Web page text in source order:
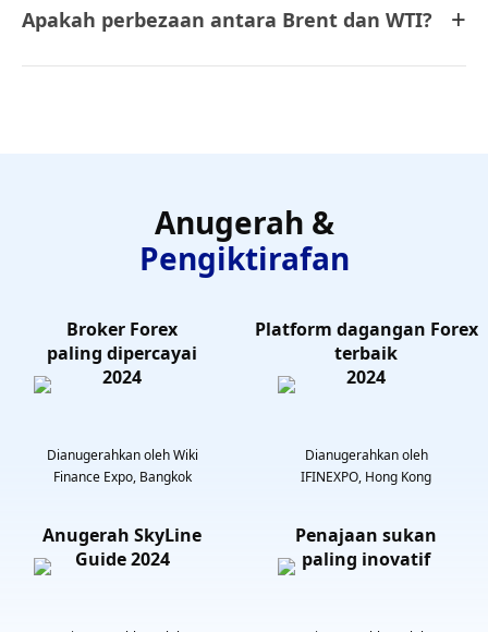
Apakah perbezaan antara Brent dan WTI? +
Anugerah &
Pengiktirafan
Broker Forex
paling dipercayai
2024
Dianugerahkan oleh Wiki
Finance Expo, Bangkok
Platform dagangan Forex
terbaik
2024
Dianugerahkan oleh
IFINEXPO, Hong Kong
Anugerah SkyLine
Guide 2024
Penajaan sukan
paling inovatif